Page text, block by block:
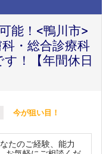
能！<鴨川市>
・総合診療科
！【年間休日
今が狙い目！
たのご経験、能力